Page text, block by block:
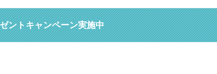
ントキャンペーン実施中